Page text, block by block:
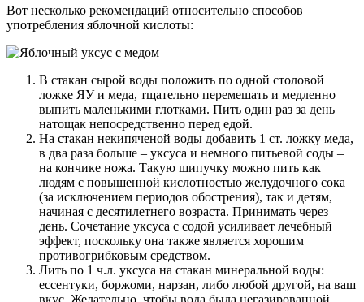
Вот несколько рекомендаций относительно способов
употребления яблочной кислоты:
В стакан сырой воды положить по одной столовой
ложке ЯУ и меда, тщательно перемешать и медленно
выпить маленькими глотками. Пить один раз за день
натощак непосредственно перед едой.
На стакан некипяченой воды добавить 1 ст. ложку меда,
в два раза больше – уксуса и немного питьевой соды –
на кончике ножа. Такую шипучку можно пить как
людям с повышенной кислотностью желудочного сока
(за исключением периодов обострения), так и детям,
начиная с десятилетнего возраста. Принимать через
день. Сочетание уксуса с содой усиливает лечебный
эффект, поскольку она также является хорошим
противогрибковым средством.
Лить по 1 ч.л. уксуса на стакан минеральной воды:
ессентуки, боржоми, нарзан, либо любой другой, на ваш
вкус. Желательно, чтобы вода была негазированной.